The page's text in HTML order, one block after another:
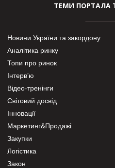
ТЕМИ ПОРТАЛА
Новини України та закордону
Аналітика ринку
Топи про ринок
Інтерв’ю
Відео-тренінги
Світовий досвід
Інновації
Маркетинг&Продажі
Закупки
Логістика
Закон